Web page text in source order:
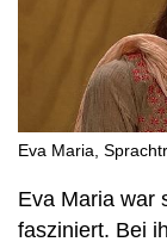
Eva Maria,
Eva Maria war
fasziniert. Bei